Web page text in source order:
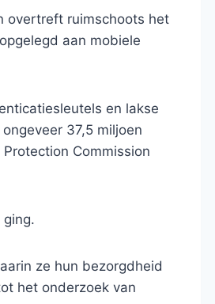
overtreft ruimschoots het
aan mobiele
en lakse
37,5 miljoen
Commission
ze hun bezorgdheid
het onderzoek van